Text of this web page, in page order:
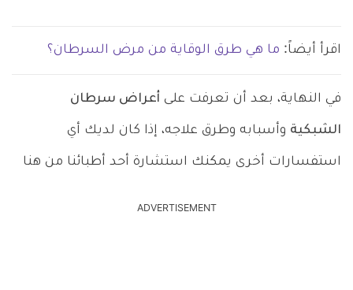
اقرأ أيضاً: ما هي طرق الوقاية من مرض السرطان؟
في النهاية، بعد أن تعرفت على أعراض سرطان
الشبكية وأسبابه وطرق علاجه، إذا كان لديك أي
استفسارات أخرى يمكنك استشارة أحد أطبائنا من هنا
ADVERTISEMENT